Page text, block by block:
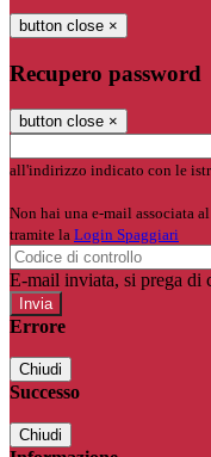
button close ×
Recupero password
button close ×
all'indirizzo indicato con le
Non hai una e-mail associata
tramite la Login Spaggiari
E-mail inviata, si prega di
Errore
Chiudi
Successo
Chiudi